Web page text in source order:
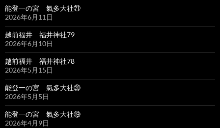
能登一の宮 氣多大社㉑
2026年6月11日
越前福井 福井神社79
2026年6月10日
越前福井 福井神社78
2026年5月15日
能登一の宮 氣多大社⑳
2026年5月5日
能登一の宮 氣多大社⑲
2026年4月9日